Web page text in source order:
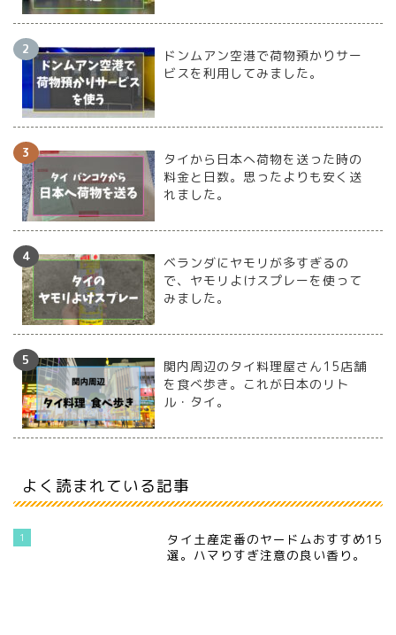
ドンムアン空港で荷物預かりサー
ビスを利用してみました。
タイから日本へ荷物を送った時の
料金と日数。思ったよりも安く送
れました。
ベランダにヤモリが多すぎるの
で、ヤモリよけスプレーを使って
みました。
関内周辺のタイ料理屋さん15店舗
を食べ歩き。これが日本のリト
ル・タイ。
よく読まれている記事
1
タイ土産定番のヤードムおすすめ15
選。ハマりすぎ注意の良い香り。